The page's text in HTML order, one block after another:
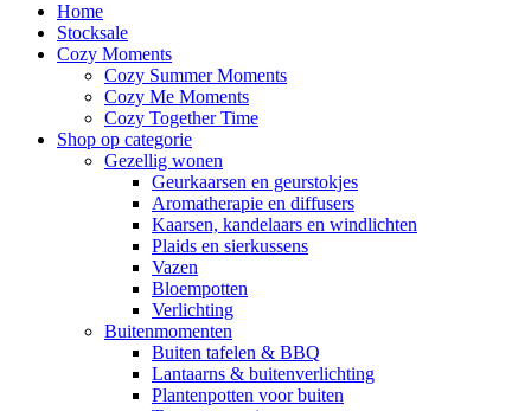
Home
Stocksale
Cozy Moments
Cozy Summer Moments
Cozy Me Moments
Cozy Together Time
Shop op categorie
Gezellig wonen
Geurkaarsen en geurstokjes
Aromatherapie en diffusers
Kaarsen, kandelaars en windlichten
Plaids en sierkussens
Vazen
Bloempotten
Verlichting
Buitenmomenten
Buiten tafelen & BBQ
Lantaarns & buitenverlichting
Plantenpotten voor buiten